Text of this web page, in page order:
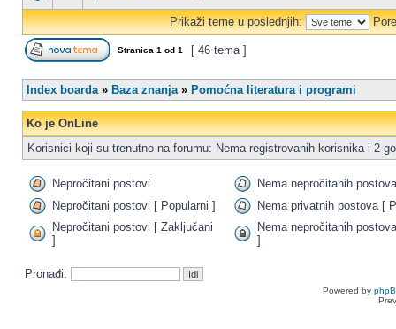
Prikaži teme u poslednjih:
Stranica 1 od 1 [ 46 tema ]
Index boarda» Baza znanja» Pomoćna literatura i programi
Ko je OnLine
Korisnici koji su trenutno na forumu: Nema registrovanih korisnika i 2
Nepročitani postovi
Nema nepročitanih postova
Nepročitani postovi [ Popularni ]
Nema privatnih postova [
Nepročitani postovi [ Zaključani
]
Nema nepročitanih
]
Pronađi:
Powered by